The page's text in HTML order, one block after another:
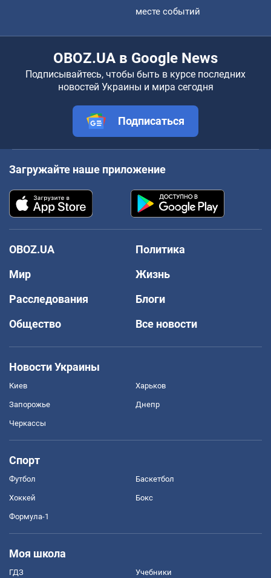
месте событий
OBOZ.UA в Google News
Подписывайтесь, чтобы быть в курсе последних
новостей Украины и мира сегодня
Подписаться
Загружайте наше приложение
OBOZ.UA
Политика
Мир
Жизнь
Расследования
Блоги
Общество
Все новости
Новости Украины
Киев Харьков
Запорожье Днепр
Черкассы
Спорт
Футбол Баскетбол
Хоккей Бокс
Формула-1
Моя школа
ГДЗ Учебники